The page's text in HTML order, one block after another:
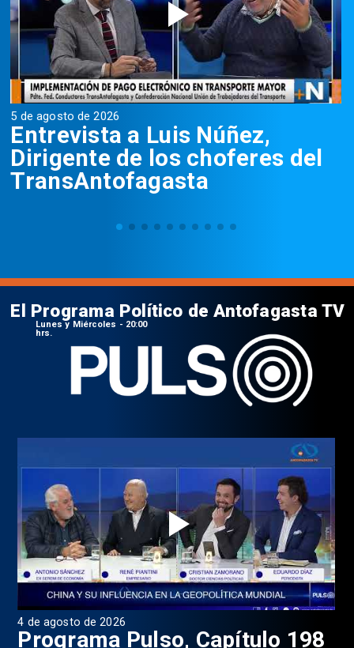
5 de agosto de 2026
Entrevista a Luis Núñez,
Dirigente de los choferes del
TransAntofagasta
4 de agosto de 2026
Programa Pulso, Capítulo 198
El Programa Político de Antofagasta TV
Lunes y Miércoles - 20:00
hrs.